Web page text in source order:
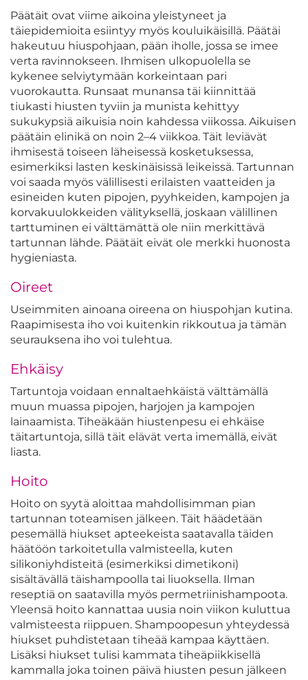
Päätäit ovat viime aikoina yleistyneet ja
täiepidemioita esiintyy myös kouluikäisillä. Päätäi
hakeutuu hiuspohjaan, pään iholle, jossa se imee
verta ravinnokseen. Ihmisen ulkopuolella se
kykenee selviytymään korkeintaan pari
vuorokautta. Runsaat munansa täi kiinnittää
tiukasti hiusten tyviin ja munista kehittyy
sukukypsiä aikuisia noin kahdessa viikossa. Aikuisen
päätäin elinikä on noin 2–4 viikkoa. Täit leviävät
ihmisestä toiseen läheisessä kosketuksessa,
esimerkiksi lasten keskinäisissä leikeissä. Tartunnan
voi saada myös välillisesti erilaisten vaatteiden ja
esineiden kuten pipojen, pyyhkeiden, kampojen ja
korvakuulokkeiden välityksellä, joskaan välillinen
tarttuminen ei välttämättä ole niin merkittävä
tartunnan lähde. Päätäit eivät ole merkki huonosta
hygieniasta.
Oireet
Useimmiten ainoana oireena on hiuspohjan kutina.
Raapimisesta iho voi kuitenkin rikkoutua ja tämän
seurauksena iho voi tulehtua.
Ehkäisy
Tartuntoja voidaan ennaltaehkäistä välttämällä
muun muassa pipojen, harjojen ja kampojen
lainaamista. Tiheäkään hiustenpesu ei ehkäise
täitartuntoja, sillä täit elävät verta imemällä, eivät
liasta.
Hoito
Hoito on syytä aloittaa mahdollisimman pian
tartunnan toteamisen jälkeen. Täit häädetään
pesemällä hiukset apteekeista saatavalla täiden
häätöön tarkoitetulla valmisteella, kuten
silikoniyhdisteitä (esimerkiksi dimetikoni)
sisältävällä täishampoolla tai liuoksella. Ilman
reseptiä on saatavilla myös permetriinishampoota.
Yleensä hoito kannattaa uusia noin viikon kuluttua
valmisteesta riippuen. Shampoopesun yhteydessä
hiukset puhdistetaan tiheää kampaa käyttäen.
Lisäksi hiukset tulisi kammata tiheäpiikkisellä
kammalla joka toinen päivä hiusten pesun jälkeen